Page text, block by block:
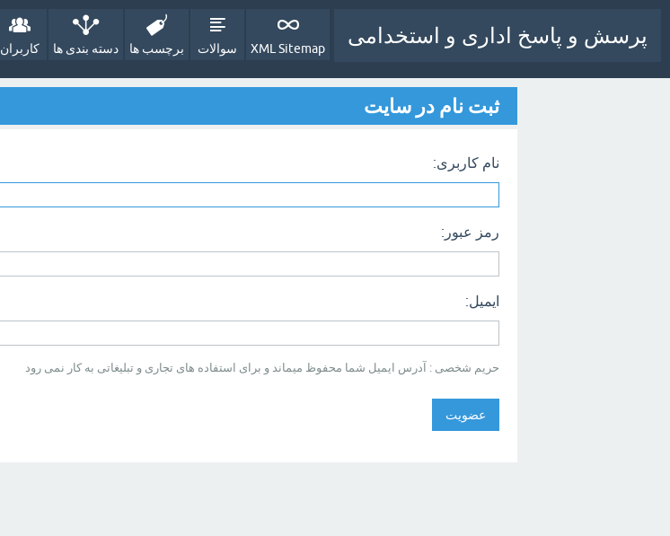
پرسش و پاسخ اداری و استخدامی
XML Sitemap سوالات برچسب ها دسته بندی ها کاربران
ثبت نام در سایت
نام کاربری:
رمز عبور:
ایمیل:
حریم شخصی : آدرس ایمیل شما محفوظ میماند و برای استفاده های تجاری و تبلیغاتی به کار نمی رود